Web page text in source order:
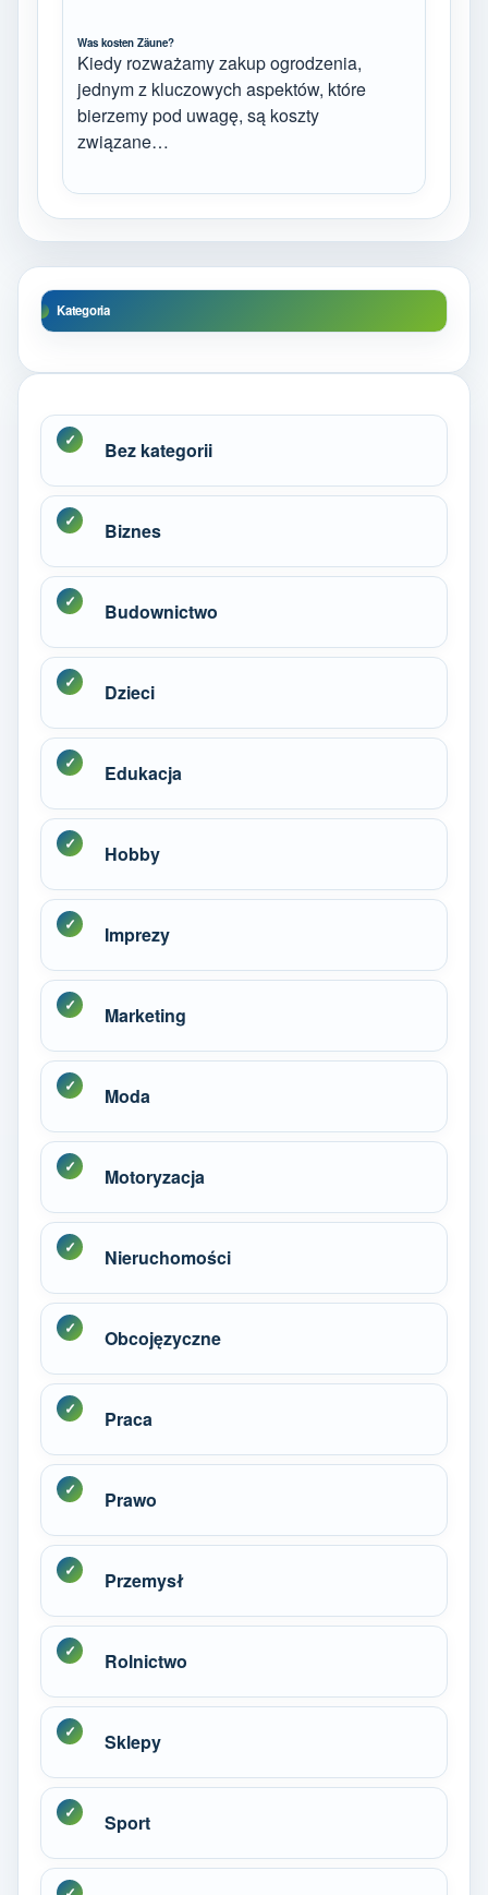
Was kosten Zäune?
Kiedy rozważamy zakup ogrodzenia,
jednym z kluczowych aspektów, które
bierzemy pod uwagę, są koszty
związane…
Kategoria
Bez kategorii
Biznes
Budownictwo
Dzieci
Edukacja
Hobby
Imprezy
Marketing
Moda
Motoryzacja
Nieruchomości
Obcojęzyczne
Praca
Prawo
Przemysł
Rolnictwo
Sklepy
Sport